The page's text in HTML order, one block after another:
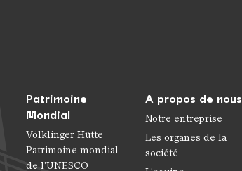
Patrimoine
Mondial
Völklinger Hütte
Patrimoine mondial
de l'UNESCO
A propos de nous
Notre entreprise
Les organes de la
société